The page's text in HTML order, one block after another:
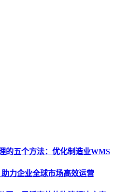
的五个方法：优化制造业WMS
力企业全球市场高效运营